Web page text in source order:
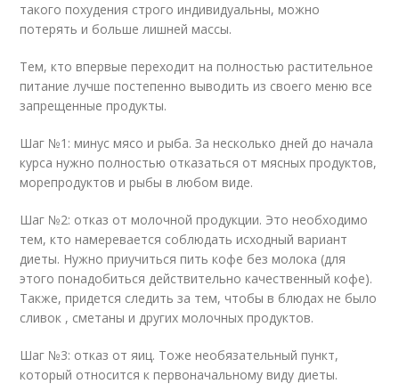
такого похудения строго индивидуальны, можно
потерять и больше лишней массы.
Тем, кто впервые переходит на полностью растительное
питание лучше постепенно выводить из своего меню все
запрещенные продукты.
Шаг №1: минус мясо и рыба. За несколько дней до начала
курса нужно полностью отказаться от мясных продуктов,
морепродуктов и рыбы в любом виде.
Шаг №2: отказ от молочной продукции. Это необходимо
тем, кто намеревается соблюдать исходный вариант
диеты. Нужно приучиться пить кофе без молока (для
этого понадобиться действительно качественный кофе).
Также, придется следить за тем, чтобы в блюдах не было
сливок , сметаны и других молочных продуктов.
Шаг №3: отказ от яиц. Тоже необязательный пункт,
который относится к первоначальному виду диеты.